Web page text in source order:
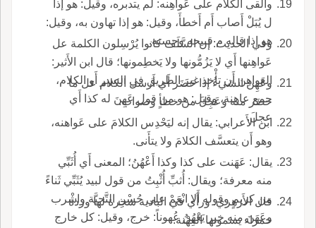
وأَلْقى الكلام على عَواهِنه: لم يتدبره، وقيل: هو إذا
ل يُبَلْ أَصاب أَم أَخطأَ، وقيل: هو إذا تهاون به، وقيل:
هو إذا قاله م قبيحه وحسنه.
وفي الحديث: إن السَّلَفَ كانوا يُرْسِلون الكلمة عل
عَواهِنها أَي لا يَزُمُّونها ولا يَخطِمونها؛ قال ابن الأَثير:
العَواهِن أَن تأْخذ غيرَ الطريق في السير أَو الكلام،
جمع عاهِنة، وقيل: هو من قول عَهِنَ له كذا أَي
عجِلَ.
وعَهِنَ الشيءُ إذا حَضَر أَي أَرسل الكلام عل ما
حضَر منه وعَجِلَ من خطأٍ وصواب.
ابن الأَعرابي: يقال إنه ليَحْدِس الكلامَ على عَواهنه،
وهو أَن يتعسَّف الكلامَ ولا يتأَنى.
يقال: عَهَنت على كذا وكذا أَعْهُنُ؛ المعنى أَي أُثَبِّي
منه معرفة؛ ويقال: أُثبِّ أُثْبِتُ من قول لبيد يُثَبِّي ثَناءً
من كريمٍ وقوله أَلا انْعَمْ على حُسْنِ التَّحيَّة واشْرب
وعَهَنَ منه خير يَعْهُنُ عُهوناً: خرج، وقيل: كل خارج
قال الأَزهري: ورأَي في البادية شجرة لها وردة
حمراء يسمونها العِهْنة.